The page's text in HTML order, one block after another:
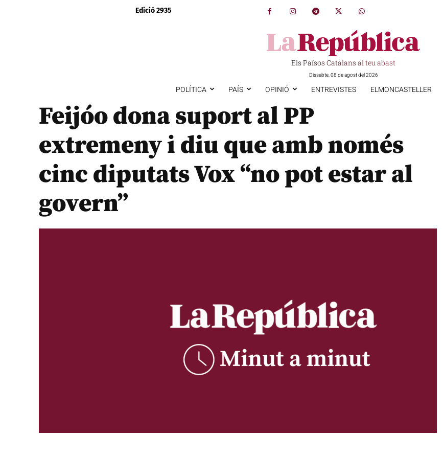
Edició 2935
Els Països Catalans al teu abast
Dissabte, 08 de agost del 2026
POLÍTICA PAÍS OPINIÓ ENTREVISTES ELMONCASTELLER
Feijóo dona suport al PP
extremeny i diu que amb només
cinc diputats Vox “no pot estar al
govern”